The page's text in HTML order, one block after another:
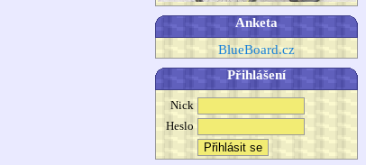
Anketa
BlueBoard.cz
Přihlášení
Nick
Heslo